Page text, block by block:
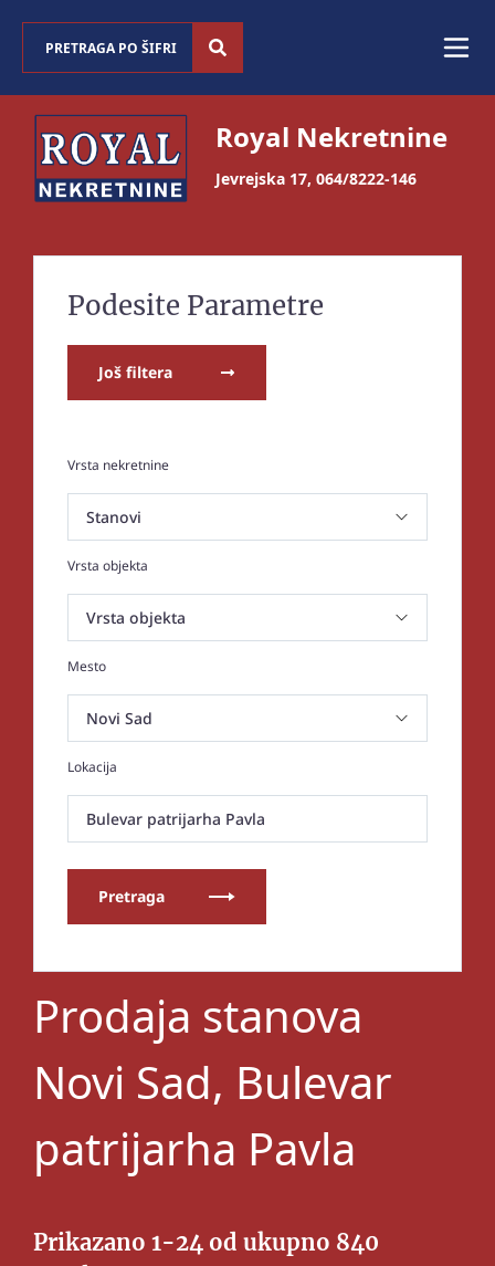
Royal Nekretnine
Jevrejska 17, 064/8222-146
Podesite Parametre
Još filtera
Vrsta nekretnine
Vrsta objekta
Mesto
Lokacija
Bulevar patrijarha Pavla
Pretraga
Prodaja stanova
Novi Sad, Bulevar
patrijarha Pavla
Prikazano 1-24 od ukupno 840